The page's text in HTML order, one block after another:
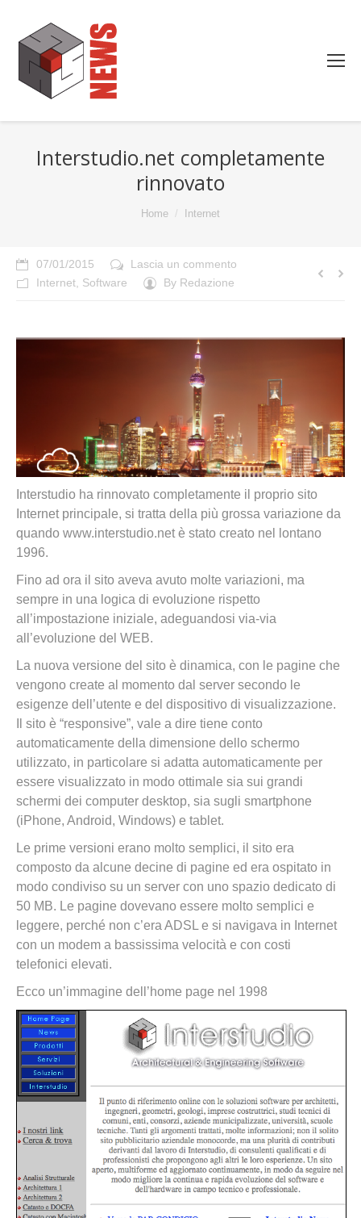
Interstudio.net completamente
rinnovato
Home Internet
07/01/2015
Lascia un commento
Internet Software By Redazione
Interstudio ha rinnovato completamente il proprio sito
Internet principale, si tratta della più grossa variazione da
quando www.interstudio.net è stato creato nel lontano
1996.
Fino ad ora il sito aveva avuto molte variazioni, ma
sempre in una logica di evoluzione rispetto
all’impostazione iniziale, adeguandosi via-via
all’evoluzione del WEB.
La nuova versione del sito è dinamica, con le pagine che
vengono create al momento dal server secondo le
esigenze dell’utente e del dispositivo di visualizzazione.
Il sito è “responsive”, vale a dire tiene conto
automaticamente della dimensione dello schermo
utilizzato, in particolare si adatta automaticamente per
essere visualizzato in modo ottimale sia sui grandi
schermi dei computer desktop, sia sugli smartphone
(iPhone, Android, Windows) e tablet.
Le prime versioni erano molto semplici, il sito era
composto da alcune decine di pagine ed era ospitato in
modo condiviso su un server con uno spazio dedicato di
50 MB. Le pagine dovevano essere molto semplici e
leggere, perché non c’era ADSL e si navigava in Internet
con un modem a bassissima velocità e con costi
telefonici elevati.
Ecco un’immagine dell’home page nel 1998